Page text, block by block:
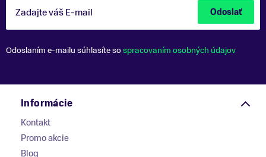
Zadajte váš E-mail Odoslať
Odoslaním e-mailu súhlasíte sospracovaním osobných údajov
Informácie
Kontakt
Promo akcie
Blog